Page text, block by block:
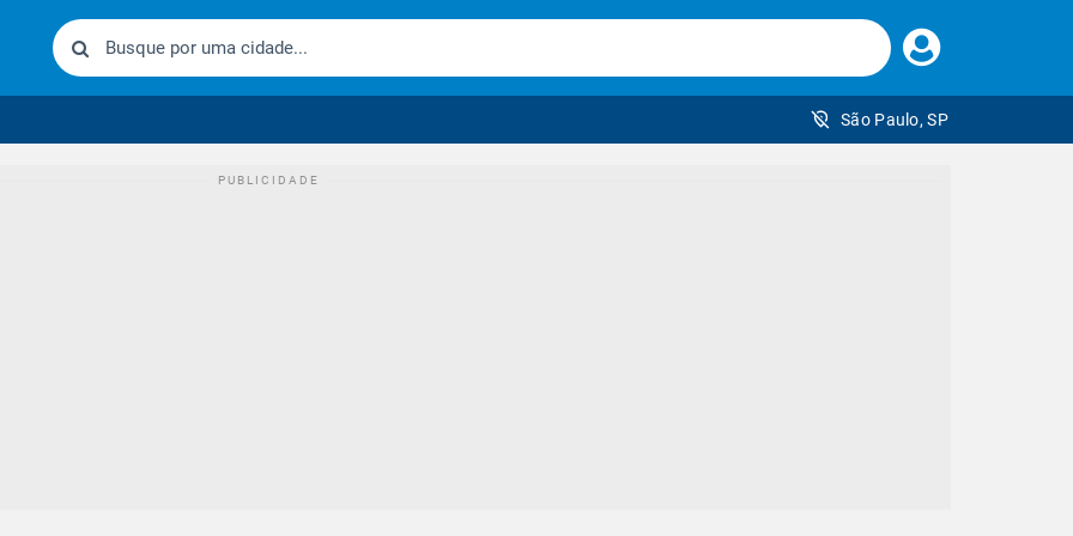
Faça
seu
São Paulo, SP